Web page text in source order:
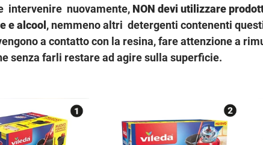
intervenire  nuovamente, NON devi utilizzare
e alcool , nemmeno altri  detergenti contenenti
a contatto con la resina, fare attenzione a
senza farli restare ad agire sulla superficie.